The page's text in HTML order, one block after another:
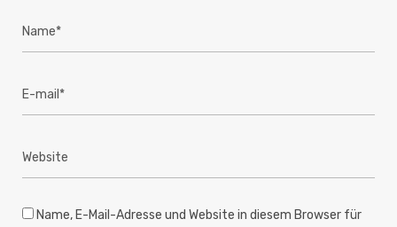
Name, E-Mail-Adresse und Website in diesem Browser für